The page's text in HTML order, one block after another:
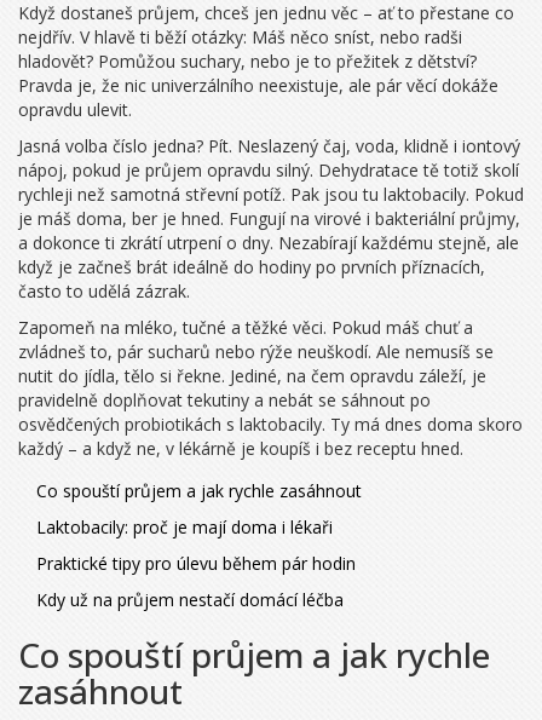
Když dostaneš průjem, chceš jen jednu věc – ať to přestane co
nejdřív. V hlavě ti běží otázky: Máš něco sníst, nebo radši
hladovět? Pomůžou suchary, nebo je to přežitek z dětství?
Pravda je, že nic univerzálního neexistuje, ale pár věcí dokáže
opravdu ulevit.
Jasná volba číslo jedna? Pít. Neslazený čaj, voda, klidně i iontový
nápoj, pokud je průjem opravdu silný. Dehydratace tě totiž skolí
rychleji než samotná střevní potíž. Pak jsou tu laktobacily. Pokud
je máš doma, ber je hned. Fungují na virové i bakteriální průjmy,
a dokonce ti zkrátí utrpení o dny. Nezabírají každému stejně, ale
když je začneš brát ideálně do hodiny po prvních příznacích,
často to udělá zázrak.
Zapomeň na mléko, tučné a těžké věci. Pokud máš chuť a
zvládneš to, pár sucharů nebo rýže neuškodí. Ale nemusíš se
nutit do jídla, tělo si řekne. Jediné, na čem opravdu záleží, je
pravidelně doplňovat tekutiny a nebát se sáhnout po
osvědčených probiotikách s laktobacily. Ty má dnes doma skoro
každý – a když ne, v lékárně je koupíš i bez receptu hned.
Co spouští průjem a jak rychle zasáhnout
Laktobacily: proč je mají doma i lékaři
Praktické tipy pro úlevu během pár hodin
Kdy už na průjem nestačí domácí léčba
Co spouští průjem a jak rychle
zasáhnout